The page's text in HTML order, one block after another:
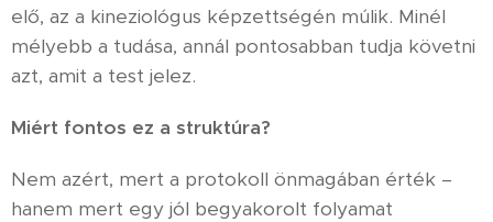
elő, az a kineziológus képzettségén múlik. Minél
mélyebb a tudása, annál pontosabban tudja követni
azt, amit a test jelez.
Miért fontos ez a struktúra?
Nem azért, mert a protokoll önmagában érték –
hanem mert egy jól begyakorolt folyamat